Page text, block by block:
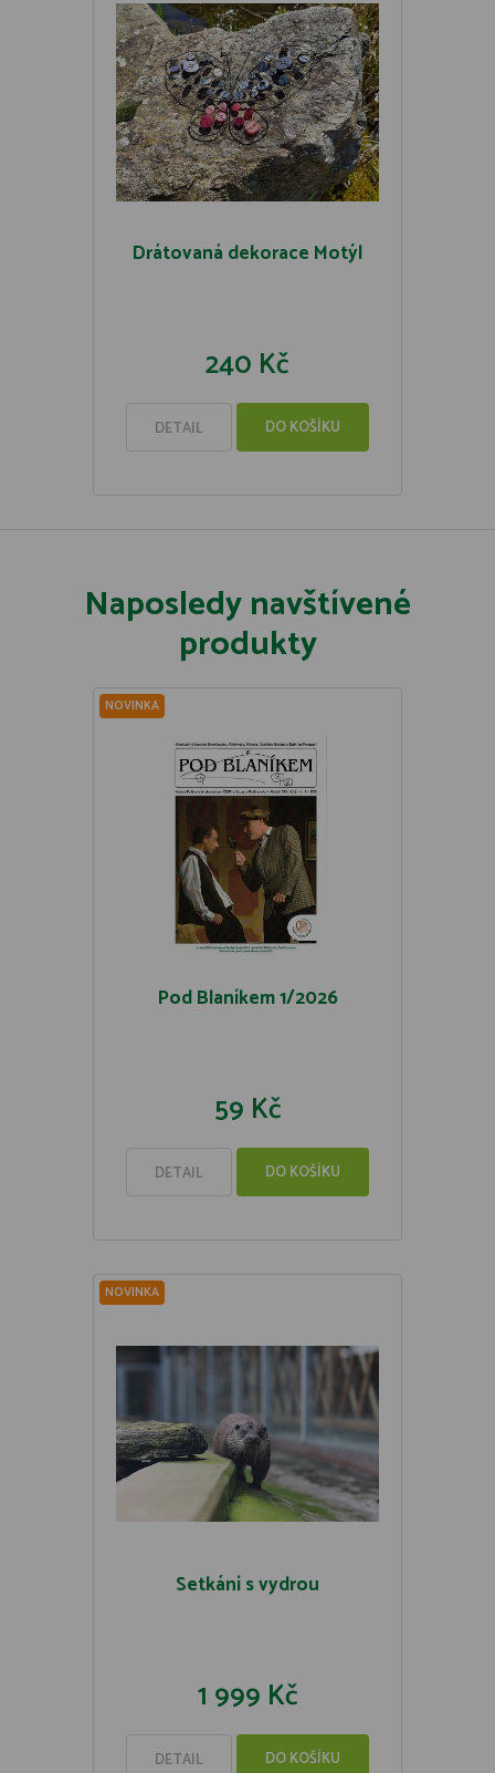
Drátovaná dekorace Motýl
240 Kč
DETAIL DO KOŠÍKU
Naposledy navštívené
produkty
NOVINKA
Pod Blaníkem 1/2026
59 Kč
DETAIL DO KOŠÍKU
NOVINKA
Setkání s vydrou
1 999 Kč
DETAIL DO KOŠÍKU